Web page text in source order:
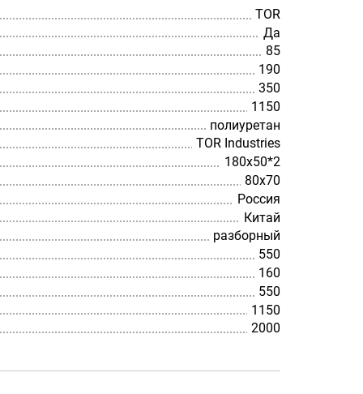
TOR
Да
85
190
350
1150
полиуретан
TOR Industries
180х50*2
80х70
Россия
Китай
разборный
550
160
550
1150
2000